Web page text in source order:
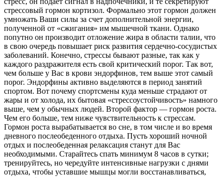
стрессовый гормон кортизол. Формально этот гормон должен
умножать Ваши силы за счет дополнительной энергии,
полученной от «сжигания» им мышечной ткани. Однако
попутно он производит отложение жира в области талии, что
в свою очередь повышает риск развития сердечно-сосудистых
заболеваний. Конечно, стрессы бывают разные, так как у
каждого раздражителя есть свой критический порог. Так вот,
чем больше у Вас в крови эндорфинов, тем выше этот самый
порог. Эндорфины активно выделяются в период занятий
спортом. Вот почему спортсмены куда меньше страдают от
жары и от холода, их бытовая «стрессоустойчивость» намного
выше, чем у обычных людей. Второй фактор — гормон роста.
Чем его больше, тем ниже чувствительность к стрессам.
Гормон роста вырабатывается во сне, в том числе и во время
дневного послеобеденного отдыха. Пусть хороший ночной
отдых и послеобеденная релаксация станут для Вас
необходимыми. Старайтесь спать минимум 8 часов в сутки;
тренируйтесь, но чередуйте интенсивные нагрузки с днями
отдыха, чтобы уставшие мышцы могли восстанавливаться,